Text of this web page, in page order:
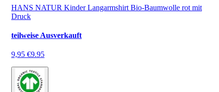
HANS NATUR Kinder Langarmshirt Bio-Baumwolle rot mit
Druck
teilweise Ausverkauft
9,95 €9.95